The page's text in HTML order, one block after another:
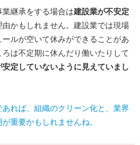
継承をする場合は建設業が不安定
由かもしれません。建設業では現場
ルが空いて休みができることがあ
は不定期に休んだり働いたりして
安定していないように見えていまし
れば、組織のクリーン化と、業界
重要かもしれませんね。